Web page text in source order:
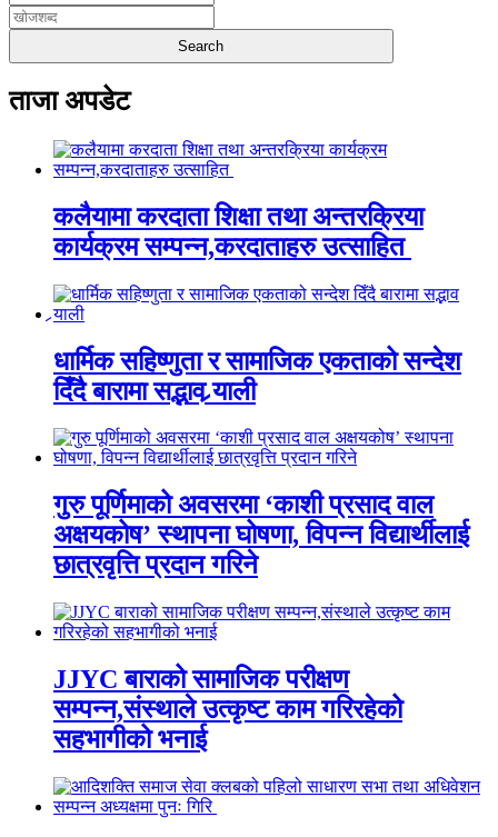
ताजा अपडेट
कलैयामा करदाता शिक्षा तथा अन्तरक्रिया
कार्यक्रम सम्पन्न,करदाताहरु उत्साहित
धार्मिक सहिष्णुता र सामाजिक एकताको सन्देश
दिँदै बारामा सद्भाव र्‍याली
गुरु पूर्णिमाको अवसरमा ‘काशी प्रसाद वाल
अक्षयकोष’ स्थापना घोषणा, विपन्न विद्यार्थीलाई
छात्रवृत्ति प्रदान गरिने
JJYC बाराको सामाजिक परीक्षण
सम्पन्न,संस्थाले उत्कृष्ट काम गरिरहेको
सहभागीको भनाई